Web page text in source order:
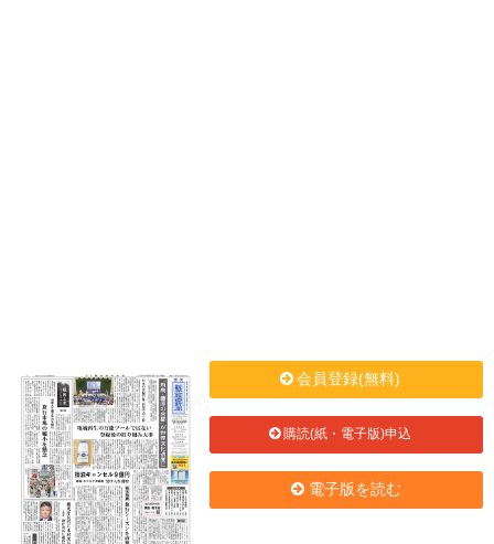
会員登録(無料)
購読(紙・電子版)申込
電子版を読む